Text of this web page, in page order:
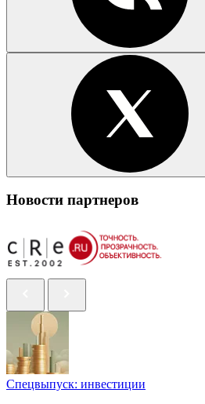
Новости партнеров
Спецвыпуск: инвестиции